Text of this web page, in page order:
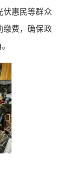
伏惠民等群众
缴费，确保政